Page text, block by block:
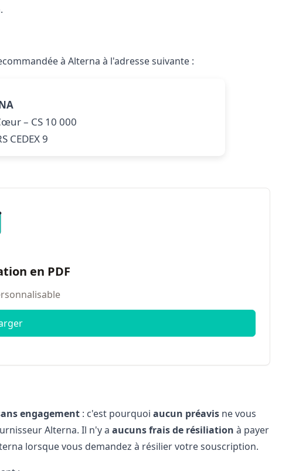
à Alterna à l'adresse suivante :
– CS 10 000
CEDEX 9
en PDF
engagement: c'est pourquoi aucun préavisne vous
Alterna. Il n'y a aucuns frais de résiliation à payer
lorsque vous demandez à résilier votre souscription.